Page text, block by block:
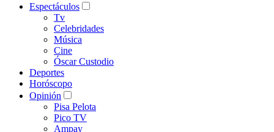
Espectáculos
Tv
Celebridades
Música
Cine
Óscar Custodio
Deportes
Horóscopo
Opinión
Pisa Pelota
Pico TV
Ampay